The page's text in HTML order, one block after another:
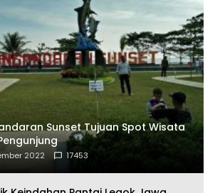
Sunset Tujuan Spot Wisata
2022 17453